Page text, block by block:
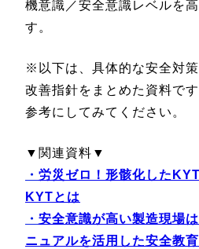
機意識／安全意識レベルを
す。
※以下は、具体的な安全対
改善指針をまとめた資料で
参考にしてみてください。
▼関連資料▼
・ 労災ゼロ！形骸化した
KYTとは
・ 安全意識が高い製造現場
ニュアルを活用した安全教